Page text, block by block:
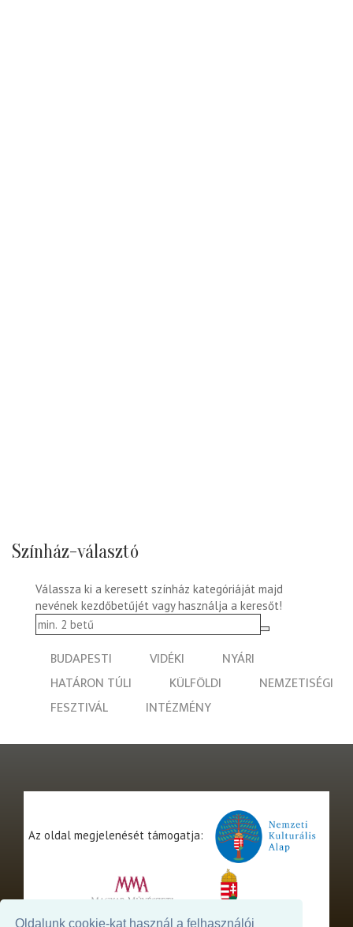
Oldalunk cookie-kat használ a felhasználói
Színház-választó
Válassza ki a keresett színház kategóriáját majd
nevének kezdőbetűjét vagy használja a keresőt!
BUDAPESTI VIDÉKI
NYÁRI
HATÁRON TÚLI
KÜLFÖLDI
NEMZETISÉGI
FESZTIVÁL
INTÉZMÉNY
Az oldal megjelenését támogatja: